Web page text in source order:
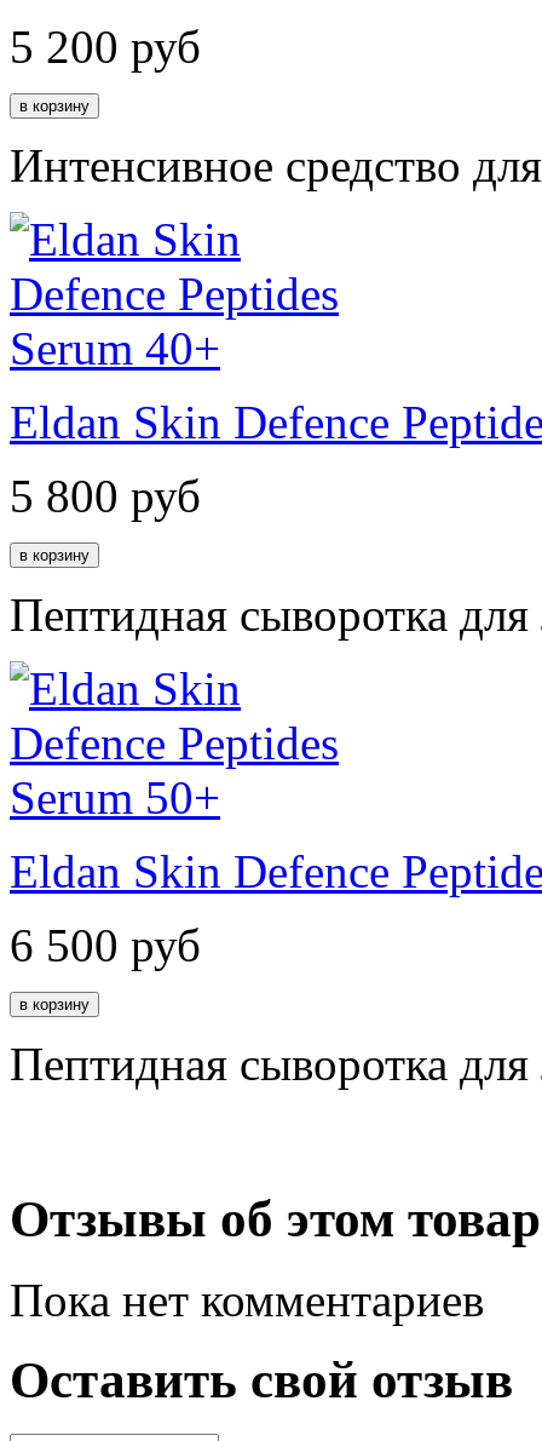
5 200 руб
Интенсивное средство
Eldan Skin Defence
5 800 руб
Пептидная сыворотка
Eldan Skin Defence
6 500 руб
Пептидная сыворотка
Отзывы об этом
Пока нет комментариев
Оставить свой отзыв